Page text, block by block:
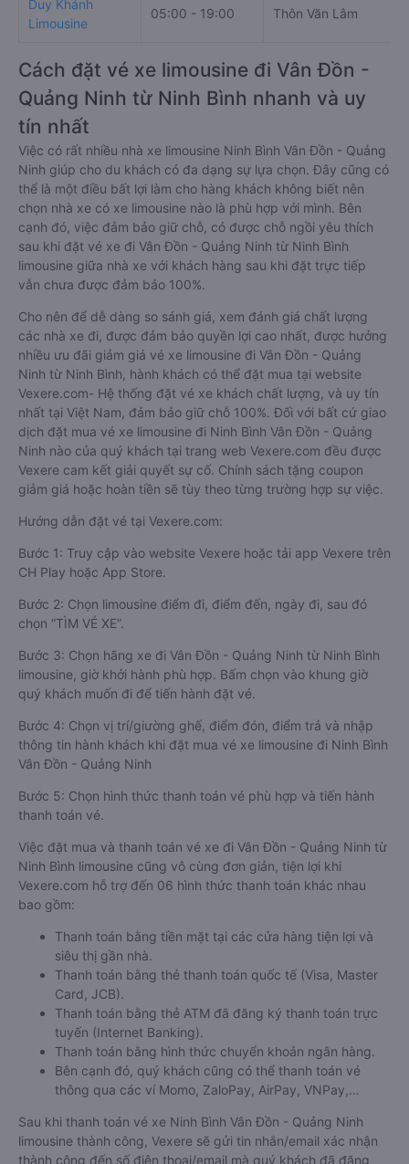
Duy Khánh
Limousine
05:00 - 19:00 Thôn Văn Lâm
Cách đặt vé xe limousine đi Vân Đồn -
Quảng Ninh từ Ninh Bình nhanh và uy
tín nhất
Việc có rất nhiều nhà xe limousine Ninh Bình Vân Đồn - Quảng
Ninh giúp cho du khách có đa dạng sự lựa chọn. Đây cũng có
thể là một điều bất lợi làm cho hàng khách không biết nên
chọn nhà xe có xe limousine nào là phù hợp với mình. Bên
cạnh đó, việc đảm bảo giữ chỗ, có được chỗ ngồi yêu thích
sau khi đặt vé xe đi Vân Đồn - Quảng Ninh từ Ninh Bình
limousine giữa nhà xe với khách hàng sau khi đặt trực tiếp
vẫn chưa được đảm bảo 100%.
Cho nên để dễ dàng so sánh giá, xem đánh giá chất lượng
các nhà xe đi, được đảm bảo quyền lợi cao nhất, được hưởng
nhiều ưu đãi giảm giá vé xe limousine đi Vân Đồn - Quảng
Ninh từ Ninh Bình, hành khách có thể đặt mua tại website
Vexere.com- Hệ thống đặt vé xe khách chất lượng, và uy tín
nhất tại Việt Nam, đảm bảo giữ chỗ 100%. Đối với bất cứ giao
dịch đặt mua vé xe limousine đi Ninh Bình Vân Đồn - Quảng
Ninh nào của quý khách tại trang web Vexere.com đều được
Vexere cam kết giải quyết sự cố. Chính sách tặng coupon
giảm giá hoặc hoàn tiền sẽ tùy theo từng trường hợp sự việc.
Hướng dẫn đặt vé tại Vexere.com:
Bước 1: Truy cập vào website Vexere hoặc tải app Vexere trên
CH Play hoặc App Store.
Bước 2: Chọn limousine điểm đi, điểm đến, ngày đi, sau đó
chọn “TÌM VÉ XE”.
Bước 3: Chọn hãng xe đi Vân Đồn - Quảng Ninh từ Ninh Bình
limousine, giờ khởi hành phù hợp. Bấm chọn vào khung giờ
quý khách muốn đi để tiến hành đặt vé.
Bước 4: Chọn vị trí/giường ghế, điểm đón, điểm trả và nhập
thông tin hành khách khi đặt mua vé xe limousine đi Ninh Bình
Vân Đồn - Quảng Ninh
Bước 5: Chọn hình thức thanh toán vé phù hợp và tiến hành
thanh toán vé.
Việc đặt mua và thanh toán vé xe đi Vân Đồn - Quảng Ninh từ
Ninh Bình limousine cũng vô cùng đơn giản, tiện lợi khi
Vexere.com hỗ trợ đến 06 hình thức thanh toán khác nhau
bao gồm:
Thanh toán bằng tiền mặt tại các cửa hàng tiện lợi và
siêu thị gần nhà.
Thanh toán bằng thẻ thanh toán quốc tế (Visa, Master
Card, JCB).
Thanh toán bằng thẻ ATM đã đăng ký thanh toán trực
tuyến (Internet Banking).
Thanh toán bằng hình thức chuyển khoản ngân hàng.
Bên cạnh đó, quý khách cũng có thể thanh toán vé
thông qua các ví Momo, ZaloPay, AirPay, VNPay,…
Sau khi thanh toán vé xe Ninh Bình Vân Đồn - Quảng Ninh
limousine thành công, Vexere sẽ gửi tin nhắn/email xác nhận
thành công đến số điện thoại/email mà quý khách đã đăng